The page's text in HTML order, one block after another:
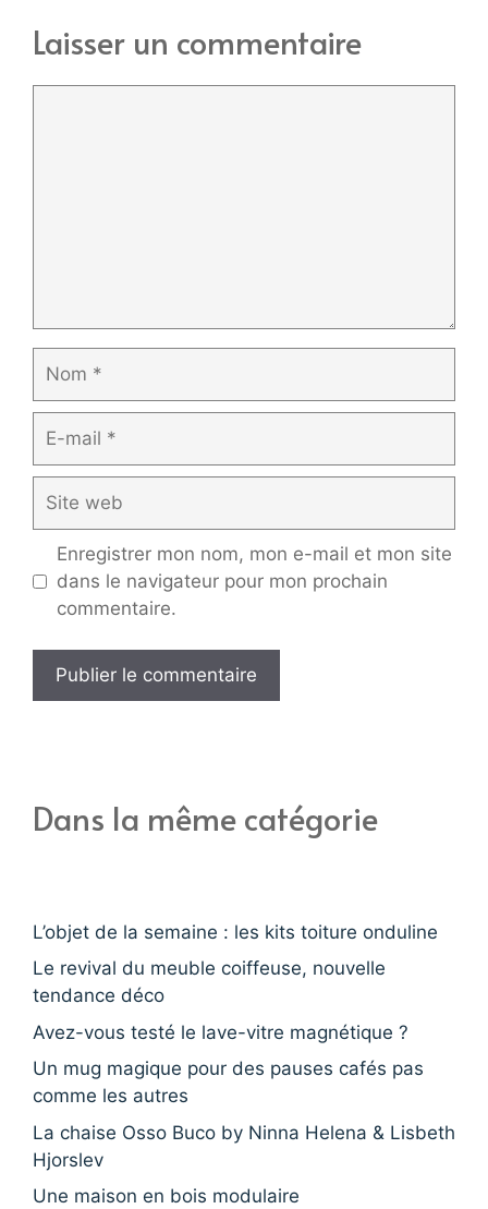
Laisser un commentaire
mail
web
Enregistrer mon nom, mon e-mail et mon site
dans le navigateur pour mon prochain
commentaire.
Dans la même catégorie
L’objet de la semaine : les kits toiture onduline
Le revival du meuble coiffeuse, nouvelle
tendance déco
Avez-vous testé le lave-vitre magnétique ?
Un mug magique pour des pauses cafés pas
comme les autres
La chaise Osso Buco by Ninna Helena & Lisbeth
Hjorslev
Une maison en bois modulaire